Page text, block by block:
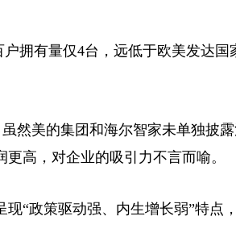
拥有量仅4台，远低于欧美发达国
然美的集团和海尔智家未单独披
高，对企业的吸引力不言而喻。
“政策驱动强、内生增长弱”特点